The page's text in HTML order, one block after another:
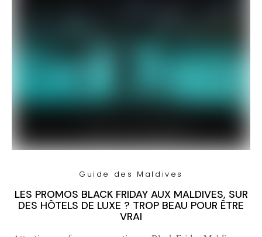
Guide des Maldives
LES PROMOS BLACK FRIDAY AUX MALDIVES, SUR
DES HÔTELS DE LUXE ? TROP BEAU POUR ÊTRE
VRAI